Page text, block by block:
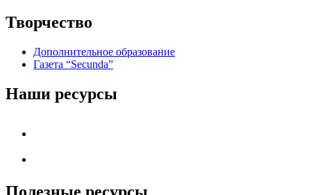
Творчество
Дополнительное образование
Газета “Secunda”
Наши ресурсы
Полезные ресурсы